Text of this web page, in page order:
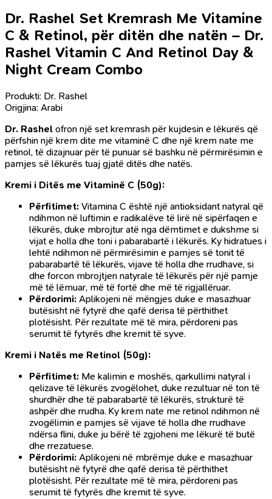
Dr. Rashel Set Kremrash Me Vitamine
C & Retinol, për ditën dhe natën – Dr.
Rashel Vitamin C And Retinol Day &
Night Cream Combo
Produkti: Dr. Rashel
Origjina: Arabi
Dr. Rashel ofron një set kremrash për kujdesin e lëkurës që
përfshin një krem dite me vitaminë C dhe një krem nate me
retinol, të dizajnuar për të punuar së bashku në përmirësimin e
pamjes së lëkurës tuaj gjatë ditës dhe natës.
Kremi i Ditës me Vitaminë C (50g):
Përfitimet: Vitamina C është një antioksidant natyral që
ndihmon në luftimin e radikalëve të lirë në sipërfaqen e
lëkurës, duke mbrojtur atë nga dëmtimet e dukshme si
vijat e holla dhe toni i pabarabartë i lëkurës. Ky hidratues i
lehtë ndihmon në përmirësimin e pamjes së tonit të
pabarabartë të lëkurës, vijave të holla dhe rrudhave, si
dhe forcon mbrojtjen natyrale të lëkurës për një pamje
më të lëmuar, më të fortë dhe më të rigjallëruar.
Përdorimi: Aplikojeni në mëngjes duke e masazhuar
butësisht në fytyrë dhe qafë derisa të përthithet
plotësisht. Për rezultate më të mira, përdoreni pas
serumit të fytyrës dhe kremit të syve.
Kremi i Natës me Retinol (50g):
Përfitimet: Me kalimin e moshës, qarkullimi natyral i
qelizave të lëkurës zvogëlohet, duke rezultuar në ton të
shurdhër dhe të pabarabartë të lëkurës, strukturë të
ashpër dhe rrudha. Ky krem nate me retinol ndihmon në
zvogëlimin e pamjes së vijave të holla dhe rrudhave
ndërsa flini, duke ju bërë të zgjoheni me lëkurë të butë
dhe rrezatuese.
Përdorimi: Aplikojeni në mbrëmje duke e masazhuar
butësisht në fytyrë dhe qafë derisa të përthithet
plotësisht. Për rezultate më të mira, përdoreni pas
serumit të fytyrës dhe kremit të syve.